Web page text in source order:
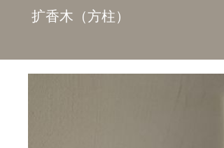
扩香木（方柱）